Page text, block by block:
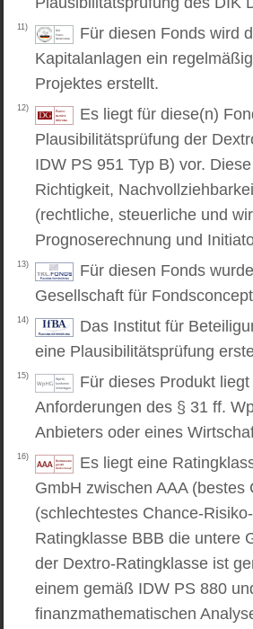
11)
Für diesen Fonds wird
Kapitalanlagen ein
Projektes erstellt.
12)
Es liegt für diese(n)
Plausibilitätsprüfung der
IDW PS 951 Typ B) vor.
Richtigkeit,
(rechtliche, steuerliche und
Prognoserechnung und
13)
Für diesen Fonds
Gesellschaft für
14)
Das Institut für
eine Plausibilitätsprüfung
15)
Für dieses Produkt
Anforderungen des § 31 ff.
Anbieters oder eines
16)
Es liegt eine
GmbH zwischen AAA
(schlechtestes Chance-
Ratingklasse BBB die untere
der Dextro-Ratingklasse ist
einem gemäß IDW PS 880
finanzmathematischen